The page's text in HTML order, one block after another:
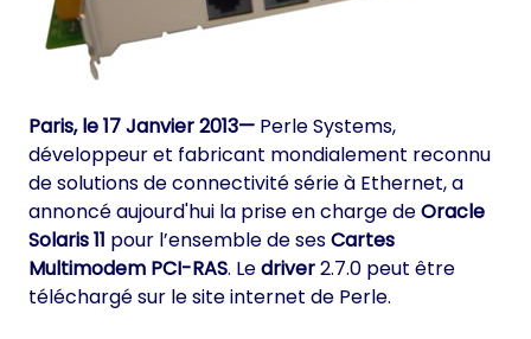
Paris, le 17 Janvier 2013— Perle Systems,
développeur et fabricant mondialement reconnu
de solutions de connectivité série à Ethernet, a
annoncé aujourd'hui la prise en charge deOracle
Solaris 11 pour l’ensemble de sesCartes
Multimodem PCI-RAS. Ledriver2.7.0 peut être
téléchargé sur le site internet de Perle.